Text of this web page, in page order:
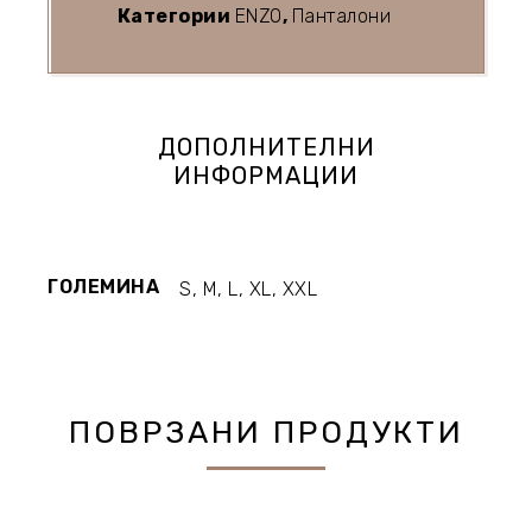
Категории ENZO, Панталони
ДОПОЛНИТЕЛНИ
ИНФОРМАЦИИ
ГОЛЕМИНА S, M, L, XL, XXL
ПОВРЗАНИ ПРОДУКТИ